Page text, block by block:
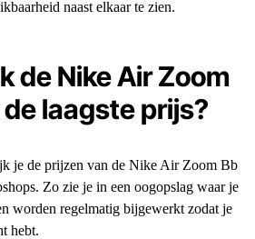
naast elkaar te zien.
de Nike Air Zoom
laagste prijs?
je de prijzen van de Nike Air Zoom Bb
Zo zie je in een oogopslag waar je
worden regelmatig bijgewerkt zodat je
hebt.